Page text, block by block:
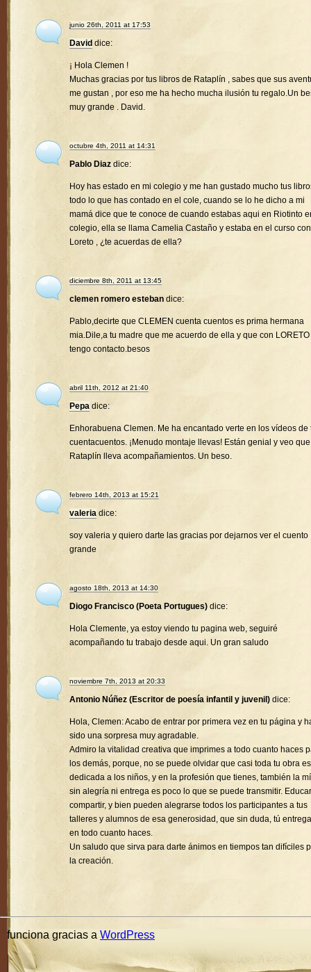
junio 26th, 2011 at 17:53
David dice:
¡ Hola Clemen !
Muchas gracias por tus libros de Rataplín , sabes que sus
me gustan , por eso me ha hecho mucha ilusión tu regalo.Un
muy grande . David.
octubre 4th, 2011 at 14:31
Pablo Diaz dice:
Hoy has estado en mi colegio y me han gustado mucho tus
todo lo que has contado en el cole, cuando se lo he dicho a mi
mamá dice que te conoce de cuando estabas aqui en Riotinto
colegio, ella se llama Camelia Castaño y estaba en el curso con
Loreto , ¿te acuerdas de ella?
diciembre 8th, 2011 at 13:45
clemen romero esteban dice:
Pablo,decirte que CLEMEN cuenta cuentos es prima hermana
mia.Dile,a tu madre que me acuerdo de ella y que con LORETO
tengo contacto.besos
abril 11th, 2012 at 21:40
Pepa dice:
Enhorabuena Clemen. Me ha encantado verte en los vídeos de
cuentacuentos. ¡Menudo montaje llevas! Están genial y veo que
Rataplín lleva acompañamientos. Un beso.
febrero 14th, 2013 at 15:21
valeria dice:
soy valeria y quiero darte las gracias por dejarnos ver el cuento
grande
agosto 18th, 2013 at 14:30
Diogo Francisco (Poeta Portugues) dice:
Hola Clemente, ya estoy viendo tu pagina web, seguiré
acompañando tu trabajo desde aqui. Un gran saludo
noviembre 7th, 2013 at 20:33
Antonio Núñez (Escritor de poesía infantil y juvenil) dice:
Hola, Clemen: Acabo de entrar por primera vez en tu página y
sido una sorpresa muy agradable.
Admiro la vitalidad creativa que imprimes a todo cuanto haces
los demás, porque, no se puede olvidar que casi toda tu obra
dedicada a los niños, y en la profesión que tienes, también la
sin alegría ni entrega es poco lo que se puede transmitir.
compartir, y bien pueden alegrarse todos los participantes a tus
talleres y alumnos de esa generosidad, que sin duda, tú
en todo cuanto haces.
Un saludo que sirva para darte ánimos en tiempos tan difíciles
la creación.
funciona gracias a WordPress